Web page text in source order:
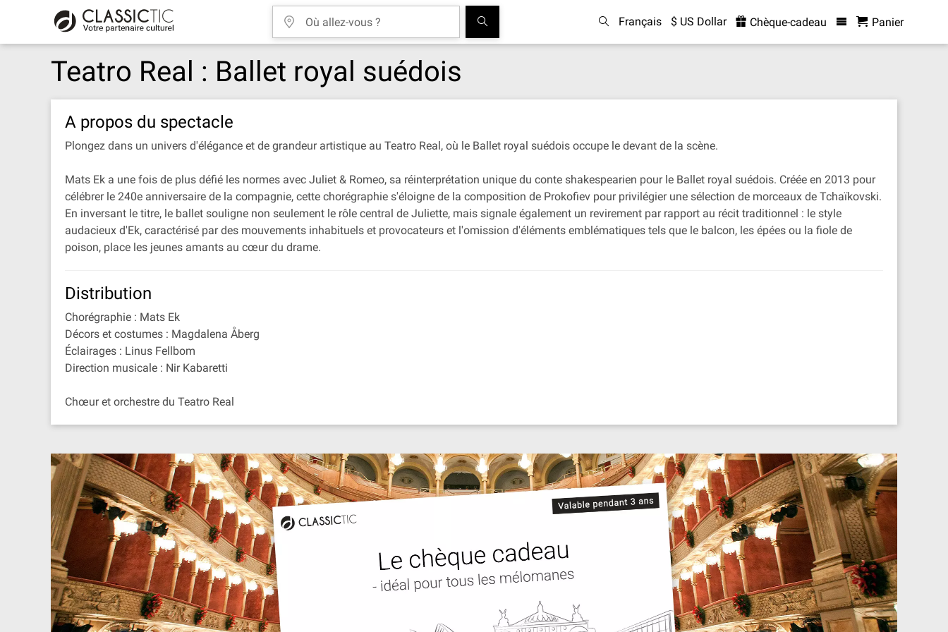
Français $ US Dollar Chèque-cadeau Panier
Teatro Real : Ballet royal suédois
A propos du spectacle
Plongez dans un univers d'élégance et de grandeur artistique au Teatro Real, où le Ballet royal suédois occupe le devant de la scène.
Mats Ek a une fois de plus défié les normes avec Juliet & Romeo, sa réinterprétation unique du conte shakespearien pour le Ballet royal suédois. Créée en 2013 pour
célébrer le 240e anniversaire de la compagnie, cette chorégraphie s'éloigne de la composition de Prokofiev pour privilégier une sélection de morceaux de Tchaïkovski.
En inversant le titre, le ballet souligne non seulement le rôle central de Juliette, mais signale également un revirement par rapport au récit traditionnel : le style
audacieux d'Ek, caractérisé par des mouvements inhabituels et provocateurs et l'omission d'éléments emblématiques tels que le balcon, les épées ou la fiole de
poison, place les jeunes amants au cœur du drame.
Distribution
Chorégraphie : Mats Ek
Décors et costumes : Magdalena Åberg
Éclairages : Linus Fellbom
Direction musicale : Nir Kabaretti
Chœur et orchestre du Teatro Real